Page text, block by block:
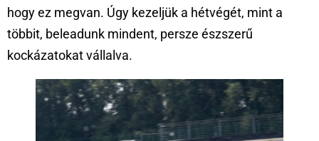
hogy ez megvan. Úgy kezeljük a hétvégét, mint a
többit, beleadunk mindent, persze észszerű
kockázatokat vállalva.